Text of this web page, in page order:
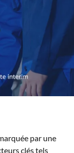
par une
clés tels